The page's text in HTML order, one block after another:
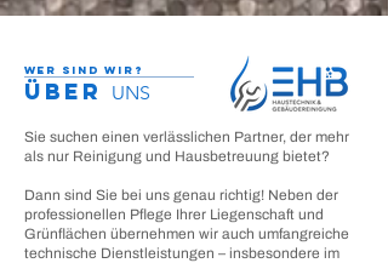
Wer sind wir?
ÜBER UNS
Sie suchen einen verlässlichen Partner, der mehr
als nur Reinigung und Hausbetreuung bietet?
Dann sind Sie bei uns genau richtig! Neben der
professionellen Pflege Ihrer Liegenschaft und
Grünflächen übernehmen wir auch umfangreiche
technische Dienstleistungen – insbesondere im